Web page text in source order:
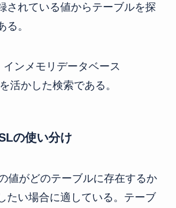
されている値からテーブルを探
る。
ンメモリデータベース
活かした検索である。
の使い分け
値がどのテーブルに存在するか
たい場合に適している。テーブ